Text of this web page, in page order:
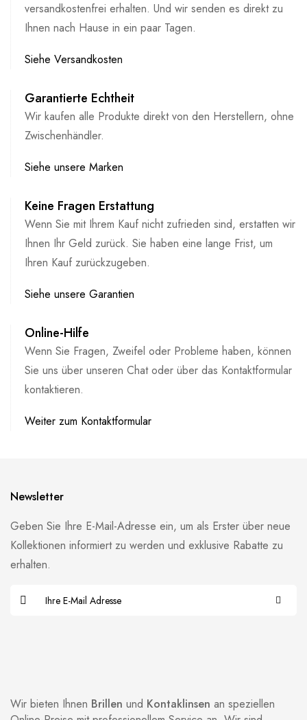
versandkostenfrei erhalten. Und wir senden es direkt zu
Ihnen nach Hause in ein paar Tagen.
Siehe Versandkosten
Garantierte Echtheit
Wir kaufen alle Produkte direkt von den Herstellern, ohne
Zwischenhändler.
Siehe unsere Marken
Keine Fragen Erstattung
Wenn Sie mit Ihrem Kauf nicht zufrieden sind, erstatten wir
Ihnen Ihr Geld zurück. Sie haben eine lange Frist, um
Ihren Kauf zurückzugeben.
Siehe unsere Garantien
Online-Hilfe
Wenn Sie Fragen, Zweifel oder Probleme haben, können
Sie uns über unseren Chat oder über das Kontaktformular
kontaktieren.
Weiter zum Kontaktformular
Wir bieten Ihnen Brillen und Kontaklinsen an speziellen
Newsletter
Geben Sie Ihre E-Mail-Adresse ein, um als Erster über neue
Kollektionen informiert zu werden und exklusive Rabatte zu
erhalten.